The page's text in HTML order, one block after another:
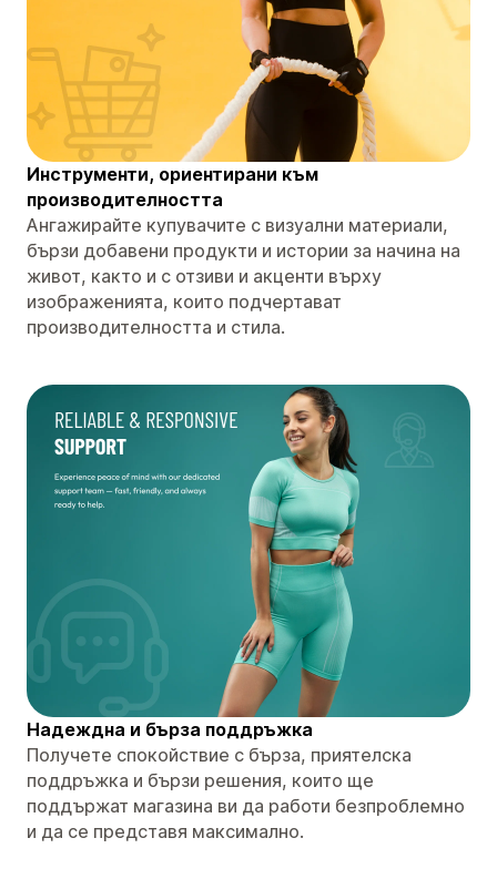
Инструменти, ориентирани към
производителността
Ангажирайте купувачите с визуални материали,
бързи добавени продукти и истории за начина на
живот, както и с отзиви и акценти върху
изображенията, които подчертават
производителността и стила.
Надеждна и бърза поддръжка
Получете спокойствие с бърза, приятелска
поддръжка и бързи решения, които ще
поддържат магазина ви да работи безпроблемно
и да се представя максимално.